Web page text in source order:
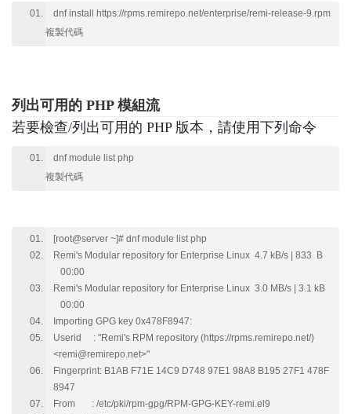
dnf install https://rpms.remirepo.net/enterprise/remi-release-9.rpm
複製代碼
列出可用的 PHP 模組流
若要檢查/列出可用的 PHP 版本，請使用下列命令
dnf module list php
複製代碼
[root@server ~]# dnf module list php
Remi's Modular repository for Enterprise Linux 4.7 kB/s | 833 B
00:00
Remi's Modular repository for Enterprise Linux 3.0 MB/s | 3.1 kB
00:00
Importing GPG key 0x478F8947:
Userid : "Remi's RPM repository (https://rpms.remirepo.net/)
<remi@remirepo.net>"
Fingerprint: B1AB F71E 14C9 D748 97E1 98A8 B195 27F1 478F
8947
From : /etc/pki/rpm-gpg/RPM-GPG-KEY-remi.el9